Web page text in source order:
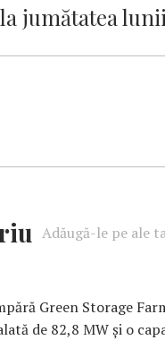
jumătatea
Adăugă-le pe ale
Green Storage
de 82,8 MW și o